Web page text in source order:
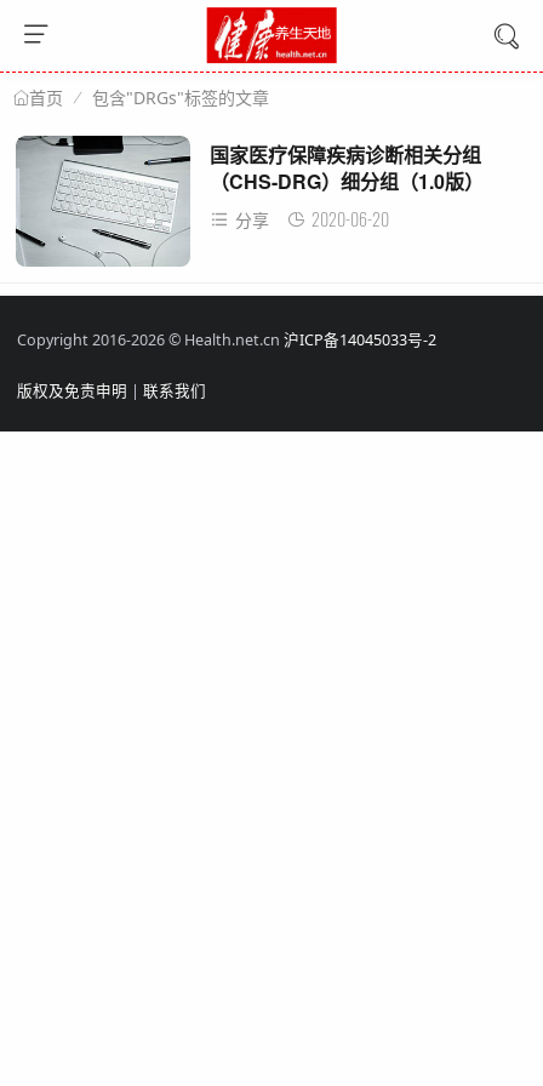
首页 包含"DRGs"标签的文章
国家医疗保障疾病诊断相关分组
（CHS-DRG）细分组（1.0版）
分享 2020-06-20
Copyright 2016-2026 © Health.net.cn 沪ICP备14045033号-2
版权及免责申明 | 联系我们